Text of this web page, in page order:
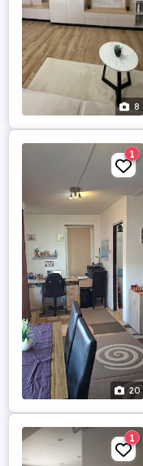
8
20
1
1